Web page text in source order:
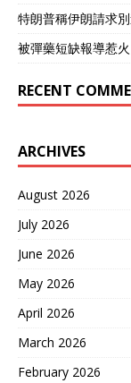
特朗普稱伊朗請求
被彈藥短缺報導惹
RECENT
ARCHIVES
August 2026
July 2026
June 2026
May 2026
April 2026
March 2026
February 2026